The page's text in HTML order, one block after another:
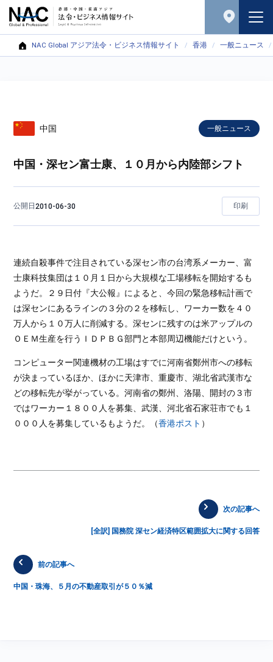
NAC Global アジア法令・ビジネス情報サイト 香港 一般ニュース
中国 一般ニュース
中国・深セン富士康、１０月から内陸部シフト
公開日2010-06-30 印刷
連続自殺事件で注目されている深セン市の台湾系メーカー、富
士康科技集団は１０月１日から大規模な工場移転を開始するも
ようだ。２９日付『大公報』によると、今回の緊急移転計画で
は深センにあるラインの３分の２を移転し、ワーカー数を４０
万人から１０万人に削減する。深センに残すのは米アップルの
ＯＥＭ生産を行うＩＤＰＢＧ部門と本部周辺機能だけという。
コンピューター関連機材の工場はすでに河南省鄭州市への移転
が決まっているほか、ほかに天津市、重慶市、湖北省武漢市な
どの移転先が挙がっている。河南省の鄭州、洛陽、開封の３市
ではワーカー１８００人を募集、武漢、河北省石家荘市でも１
０００人を募集しているもようだ。（香港ポスト ）
次の記事へ
[全訳] 国務院 深セン経済特区範囲拡大に関する回答
前の記事へ
中国・珠海、５月の不動産取引が５０％減